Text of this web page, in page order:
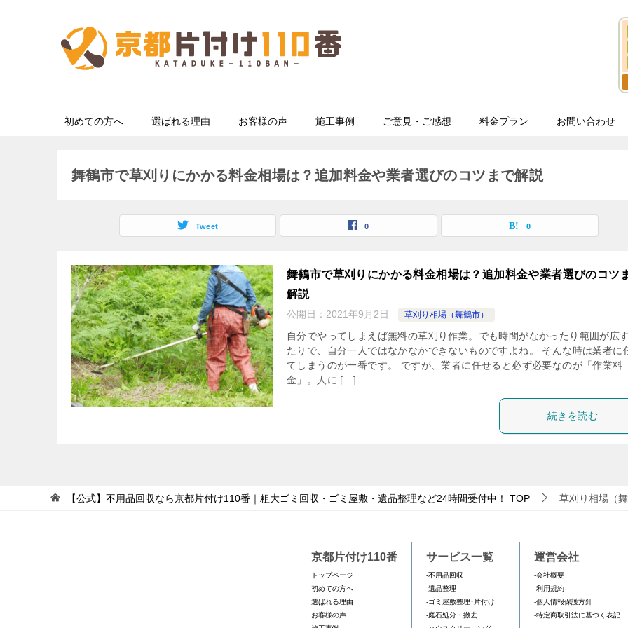
初めての方へ 選ばれる理由 お客様の声 施工事例 ご意見・ご感想 料金プラン お問い合わせ
舞鶴市で草刈りにかかる料金相場は？追加料金や業者選びのコツまで解説
Tweet 0 0
舞鶴市で草刈りにかかる料金相場は？追加料金や業者選びのコツ
解説
公開日： 2021年9月2日 草刈り相場（舞鶴市）
自分でやってしまえば無料の草刈り作業。でも時間がなかったり範囲が広
たりで、自分一人ではなかなかできないものですよね。 そんな時は業者に
てしまうのが一番です。 ですが、業者に任せると必ず必要なのが「作業料
金」。人に […]
続きを読む
【公式】不用品回収なら京都片付け110番｜粗大ゴミ回収・ゴミ屋敷・遺品整理など24時間受付中！ TOP 草刈り相場（舞
京都片付け110番
トップページ
初めての方へ
選ばれる理由
お客様の声
サービス一覧
-不用品回収
-遺品整理
-ゴミ屋敷整理･片付け
-庭石処分・撤去
運営会社
-会社概要
-利用規約
-個人情報保護方針
-特定商取引法に基づく表記